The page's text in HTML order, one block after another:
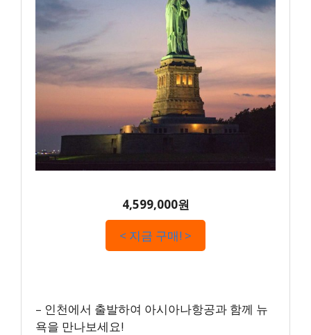
4,599,000원
< 지금 구매! >
– 인천에서 출발하여 아시아나항공과 함께 뉴
욕을 만나보세요!